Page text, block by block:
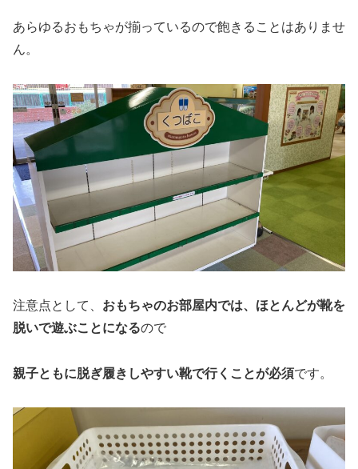
あらゆるおもちゃが揃っているので飽きることはありませ
ん。
注意点として、 おもちゃのお部屋内では、ほとんどが靴を
脱いで遊ぶことになるので
親子ともに脱ぎ履きしやすい靴で行くことが必須です。